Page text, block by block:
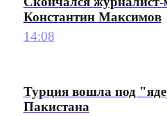
Константин Максимов
14:08
Турция вошла под
Пакистана